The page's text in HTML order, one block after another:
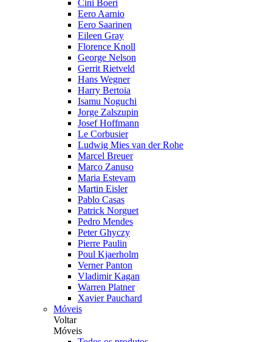
Cini Boeri
Eero Aarnio
Eero Saarinen
Eileen Gray
Florence Knoll
George Nelson
Gerrit Rietveld
Hans Wegner
Harry Bertoia
Isamu Noguchi
Jorge Zalszupin
Josef Hoffmann
Le Corbusier
Ludwig Mies van der Rohe
Marcel Breuer
Marco Zanuso
Maria Estevam
Martin Eisler
Pablo Casas
Patrick Norguet
Pedro Mendes
Peter Ghyczy
Pierre Paulin
Poul Kjaerholm
Verner Panton
Vladimir Kagan
Warren Platner
Xavier Pauchard
Móveis
Voltar
Móveis